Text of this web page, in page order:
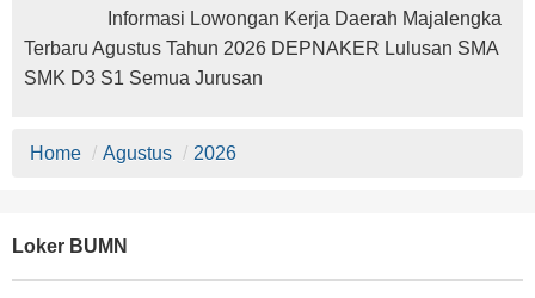
Informasi Lowongan Kerja Daerah Majalengka
Terbaru Agustus Tahun 2026 DEPNAKER Lulusan SMA
SMK D3 S1 Semua Jurusan
Home / Agustus / 2026
Loker BUMN